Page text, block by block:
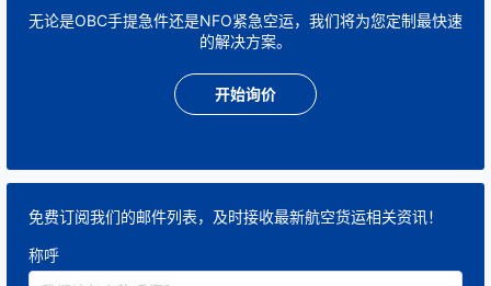
🌐 三、灵活性与适应性：复杂场景的终极解决方案
：配备-80℃至+25℃多温区设备，实时
智能拆分为合规单元，通过多航班同步运输（单票
上限320kg）。
无论是OBC手提急件还是NFO紧急空运，我们将为您定制最快速
的解决方案。
开始询价
免费订阅我们的邮件列表，及时接收最新航空货运相关资讯！
称呼